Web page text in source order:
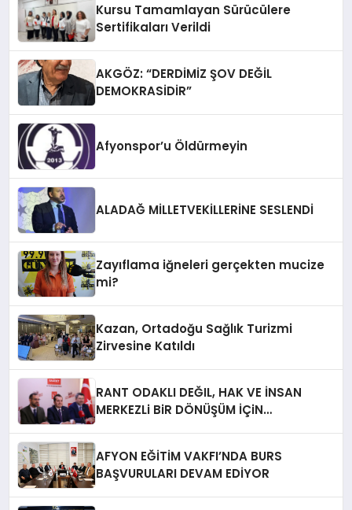
Kursu Tamamlayan Sürücülere
Sertifikaları Verildi
AKGÖZ: “DERDİMİZ ŞOV DEĞİL
DEMOKRASİDİR”
Afyonspor’u Öldürmeyin
ALADAĞ MİLLETVEKİLLERİNE SESLENDİ
Zayıflama iğneleri gerçekten mucize
mi?
Kazan, Ortadoğu Sağlık Turizmi
Zirvesine Katıldı
RANT ODAKLI DEĞIL, HAK VE İNSAN
MERKEZLi BiR DÖNÜŞÜM İÇiN
AFYON EĞİTİM VAKFI’NDA BURS
BAŞVURULARI DEVAM EDİYOR